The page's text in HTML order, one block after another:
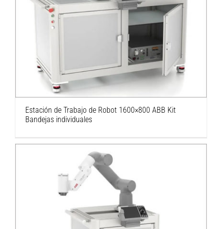
Estación de Trabajo de Robot 1600×800 ABB
Kit Bandejas individuales
Estación de Trabajo de Robot 1600×800 ABB Kit
Bandejas individuales